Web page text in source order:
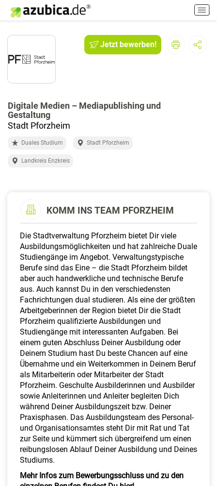
H
a
p
a
t
Jetzt bewerben!
Digitale Medien – Mediapublishing und
Gestaltung
Stadt Pforzheim
Duales Studium Stadt Pforzheim
Landkreis Enzkreis
KOMM INS TEAM PFORZHEIM
Die Stadtverwaltung Pforzheim bietet Dir viele
Ausbildungsmöglichkeiten und hat zahlreiche Duale
Studiengänge im Angebot. Verwaltungstypische
Berufe sind das Eine – die Stadt Pforzheim bildet
aber auch handwerkliche und technische Berufe
aus. Auch kannst Du in den verschiedensten
Fachrichtungen dual studieren. Als eine der größten
Arbeitgeberinnen der Region bietet Dir die Stadt
Pforzheim qualifizierte Ausbildungen und
Studiengänge mit interessanten Aufgaben. Bei
einem guten Abschluss Deiner Ausbildung oder
Deinem Studium hast Du beste Chancen auf eine
Übernahme und ein Weiterkommen in Deinem Beruf
als Mitarbeiterin oder Mitarbeiter der Stadt
Pforzheim. Geschulte Ausbilderinnen und Ausbilder
sowie Anleiterinnen und Anleiter begleiten Dich
während Deiner Ausbildungszeit bzw. Deiner
Praxisphasen. Das Ausbildungsteam des Personal-
und Organisationsamtes steht Dir mit Rat und Tat
zur Seite und kümmert sich übergreifend um einen
reibungslosen Ablauf Deiner Ausbildung und Deines
Studiums.
Mehr Infos zum Bewerbungsschluss und zu den